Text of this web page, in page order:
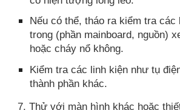
Nếu có thể, tháo ra kiểm tra các
trong (phần mainboard, nguồn)
hoặc cháy nổ không.
Kiểm tra các linh kiện như tụ
thành phần khác.
7. Thử với màn hình khác hoặc